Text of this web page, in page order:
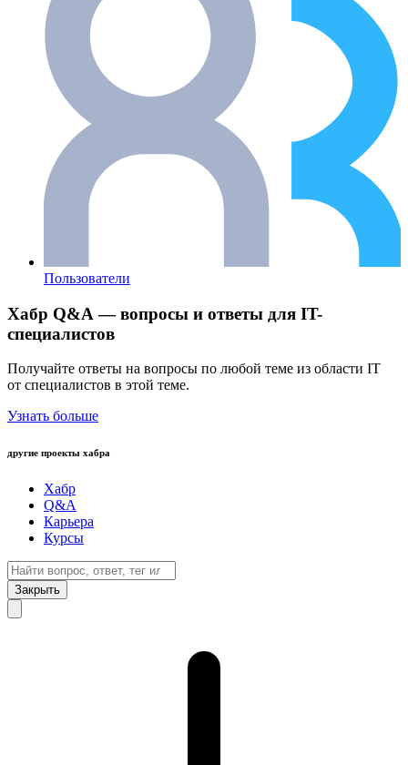
Пользователи
Хабр Q&A — вопросы и ответы для IT-
специалистов
Получайте ответы на вопросы по любой теме из области IT
от специалистов в этой теме.
Узнать больше
другие проекты хабра
Хабр
Q&A
Карьера
Курсы
Закрыть